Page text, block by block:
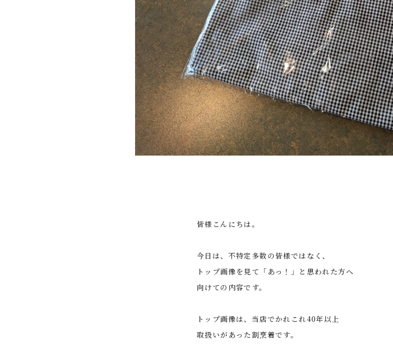
皆様こんにちは。
今日は、不特定多数の皆様ではなく、
トップ画像を見て「あっ！」と思われた方へ
向けての内容です。
トップ画像は、当店でかれこれ40年以上
取扱いがあった割烹着です。